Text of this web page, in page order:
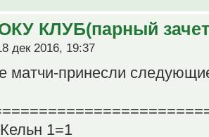
КЛУБ(парный
дек 2016, 19:37
матчи-принесли
1=1